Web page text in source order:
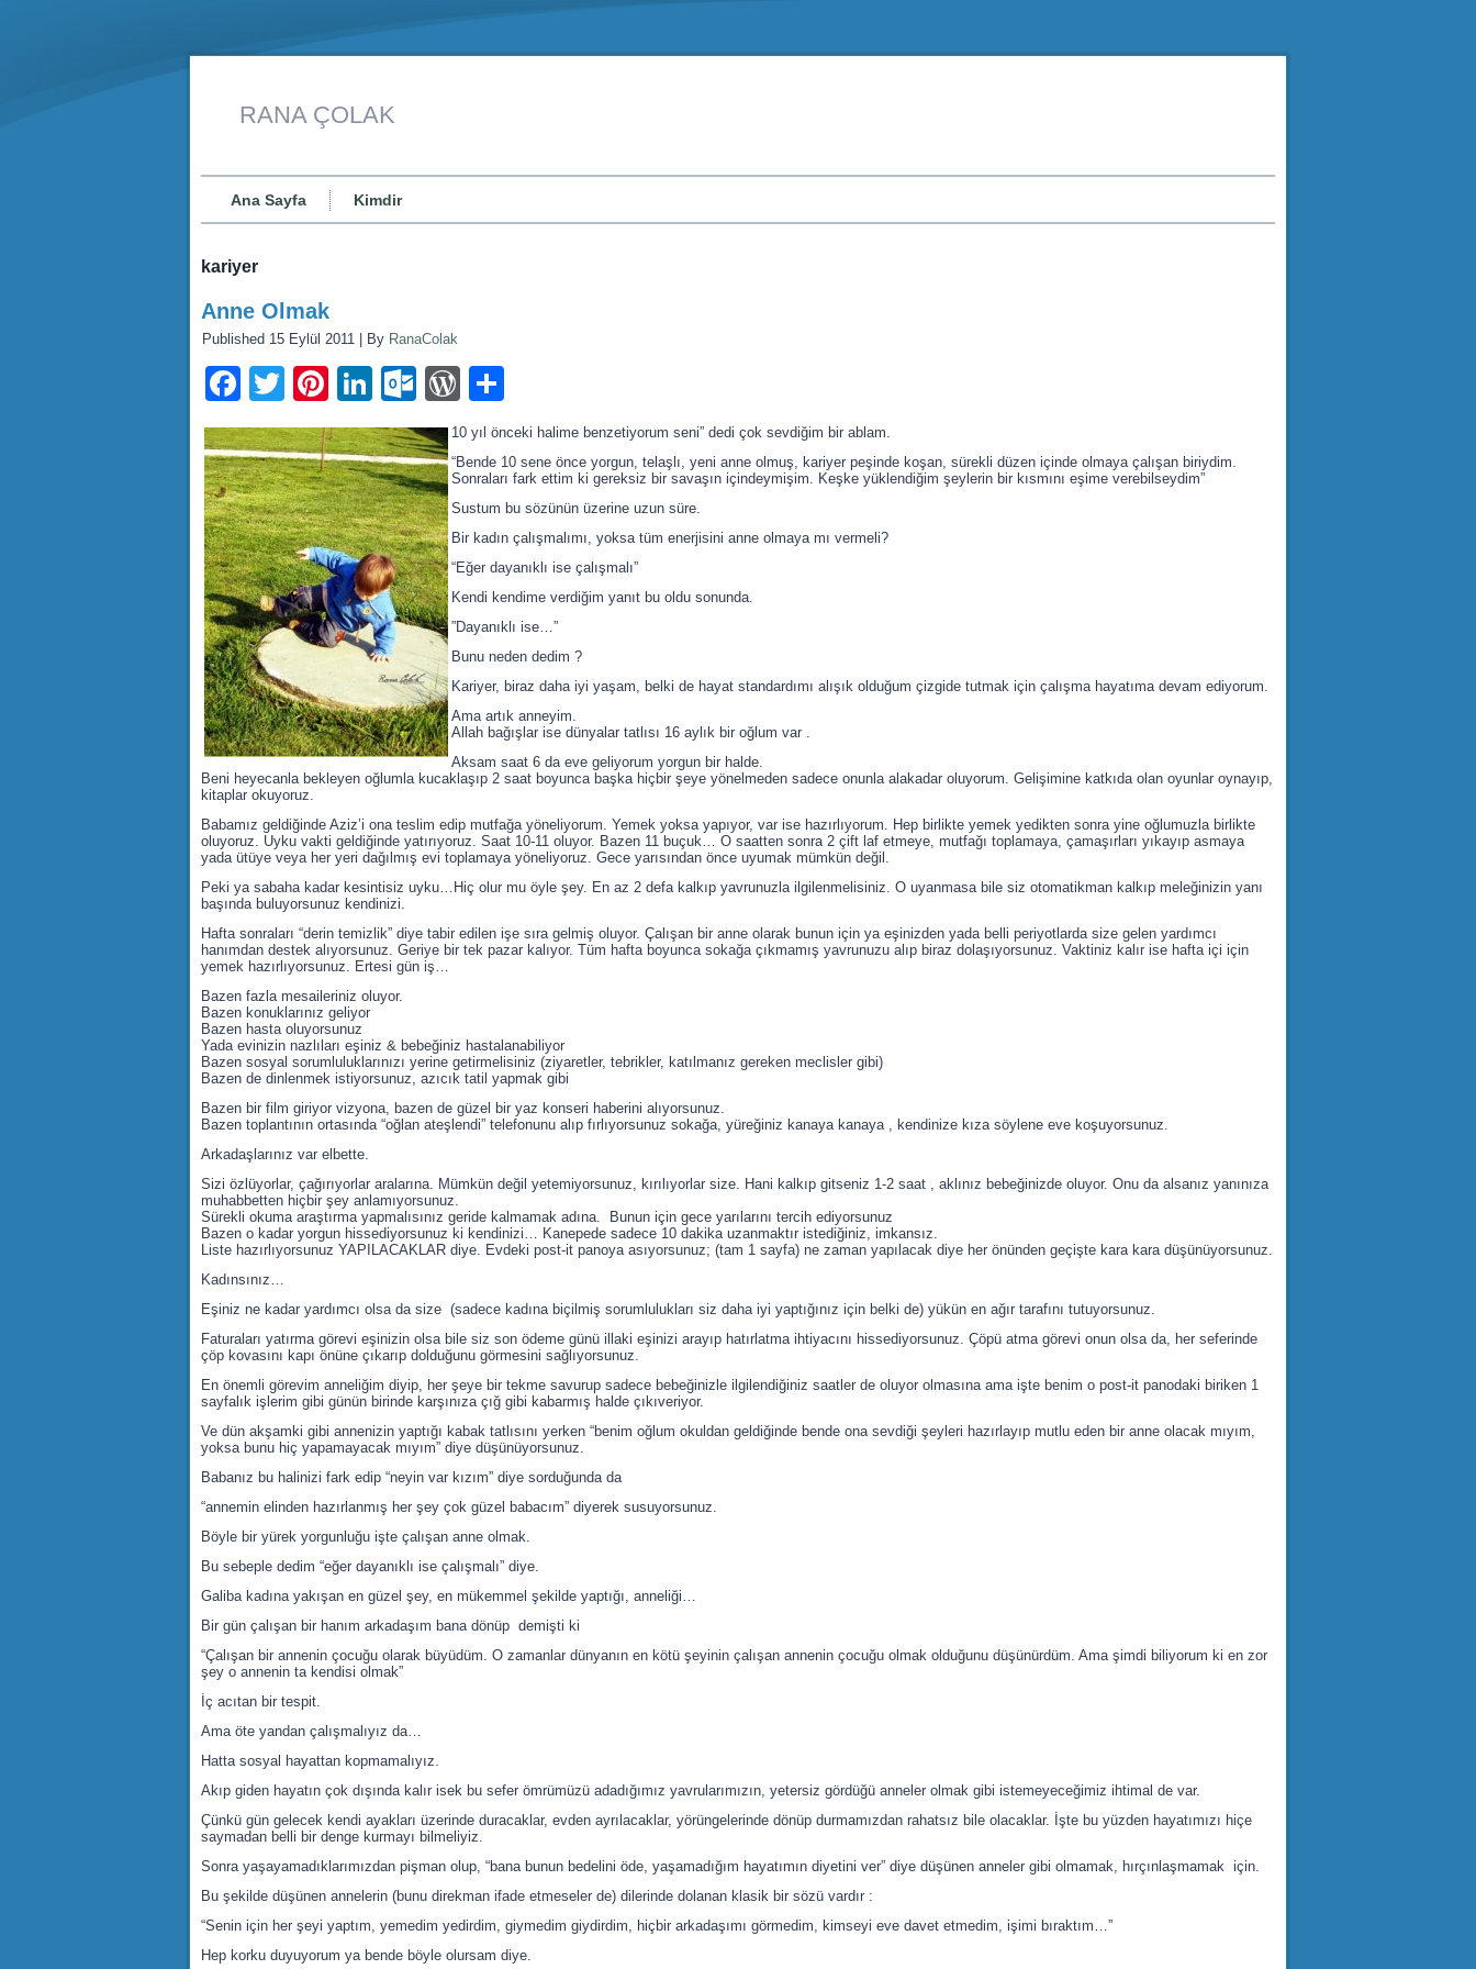
RANA ÇOLAK
Ana Sayfa Kimdir
kariyer
Anne Olmak
Published 15 Eylül 2011 By RanaColak
Facebook
TwitterPinterest
LinkedIn
Outlook.com
WordPress
10 yıl önceki halime benzetiyorum seni” dedi çok sevdiğim bir ablam.
“Bende 10 sene önce yorgun, telaşlı, yeni anne olmuş, kariyer peşinde koşan, sürekli düzen içinde olmaya çalışan biriydim.
Sonraları fark ettim ki gereksiz bir savaşın içindeymişim. Keşke yüklendiğim şeylerin bir kısmını eşime verebilseydim”
Sustum bu sözünün üzerine uzun süre.
Bir kadın çalışmalımı, yoksa tüm enerjisini anne olmaya mı vermeli?
“Eğer dayanıklı ise çalışmalı”
Kendi kendime verdiğim yanıt bu oldu sonunda.
”Dayanıklı ise…”
Bunu neden dedim ?
Kariyer, biraz daha iyi yaşam, belki de hayat standardımı alışık olduğum çizgide tutmak için çalışma hayatıma devam ediyorum.
Ama artık anneyim.
Allah bağışlar ise dünyalar tatlısı 16 aylık bir oğlum var .
Aksam saat 6 da eve geliyorum yorgun bir halde.
Beni heyecanla bekleyen oğlumla kucaklaşıp 2 saat boyunca başka hiçbir şeye yönelmeden sadece onunla alakadar oluyorum. Gelişimine katkıda olan oyunlar oynayıp,
kitaplar okuyoruz.
Babamız geldiğinde Aziz’i ona teslim edip mutfağa yöneliyorum. Yemek yoksa yapıyor, var ise hazırlıyorum. Hep birlikte yemek yedikten sonra yine oğlumuzla birlikte
oluyoruz. Uyku vakti geldiğinde yatırıyoruz. Saat 10-11 oluyor. Bazen 11 buçuk… O saatten sonra 2 çift laf etmeye, mutfağı toplamaya, çamaşırları yıkayıp asmaya
yada ütüye veya her yeri dağılmış evi toplamaya yöneliyoruz. Gece yarısından önce uyumak mümkün değil.
Peki ya sabaha kadar kesintisiz uyku…Hiç olur mu öyle şey. En az 2 defa kalkıp yavrunuzla ilgilenmelisiniz. O uyanmasa bile siz otomatikman kalkıp meleğinizin yanı
başında buluyorsunuz kendinizi.
Hafta sonraları “derin temizlik” diye tabir edilen işe sıra gelmiş oluyor. Çalışan bir anne olarak bunun için ya eşinizden yada belli periyotlarda size gelen yardımcı
hanımdan destek alıyorsunuz. Geriye bir tek pazar kalıyor. Tüm hafta boyunca sokağa çıkmamış yavrunuzu alıp biraz dolaşıyorsunuz. Vaktiniz kalır ise hafta içi için
yemek hazırlıyorsunuz. Ertesi gün iş…
Bazen fazla mesaileriniz oluyor.
Bazen konuklarınız geliyor
Bazen hasta oluyorsunuz
Yada evinizin nazlıları eşiniz & bebeğiniz hastalanabiliyor
Bazen sosyal sorumluluklarınızı yerine getirmelisiniz (ziyaretler, tebrikler, katılmanız gereken meclisler gibi)
Bazen de dinlenmek istiyorsunuz, azıcık tatil yapmak gibi
Bazen bir film giriyor vizyona, bazen de güzel bir yaz konseri haberini alıyorsunuz.
Bazen toplantının ortasında “oğlan ateşlendi” telefonunu alıp fırlıyorsunuz sokağa, yüreğiniz kanaya kanaya , kendinize kıza söylene eve koşuyorsunuz.
Arkadaşlarınız var elbette.
Sizi özlüyorlar, çağırıyorlar aralarına. Mümkün değil yetemiyorsunuz, kırılıyorlar size. Hani kalkıp gitseniz 1-2 saat , aklınız bebeğinizde oluyor. Onu da alsanız yanınıza
muhabbetten hiçbir şey anlamıyorsunuz.
Sürekli okuma araştırma yapmalısınız geride kalmamak adına. Bunun için gece yarılarını tercih ediyorsunuz
Bazen o kadar yorgun hissediyorsunuz ki kendinizi… Kanepede sadece 10 dakika uzanmaktır istediğiniz, imkansız.
Liste hazırlıyorsunuz YAPILACAKLAR diye. Evdeki post-it panoya asıyorsunuz; (tam 1 sayfa) ne zaman yapılacak diye her önünden geçişte kara kara düşünüyorsunuz.
Kadınsınız…
Eşiniz ne kadar yardımcı olsa da size (sadece kadına biçilmiş sorumlulukları siz daha iyi yaptığınız için belki de) yükün en ağır tarafını tutuyorsunuz.
Faturaları yatırma görevi eşinizin olsa bile siz son ödeme günü illaki eşinizi arayıp hatırlatma ihtiyacını hissediyorsunuz. Çöpü atma görevi onun olsa da, her seferinde
çöp kovasını kapı önüne çıkarıp dolduğunu görmesini sağlıyorsunuz.
En önemli görevim anneliğim diyip, her şeye bir tekme savurup sadece bebeğinizle ilgilendiğiniz saatler de oluyor olmasına ama işte benim o post-it panodaki biriken 1
sayfalık işlerim gibi günün birinde karşınıza çığ gibi kabarmış halde çıkıveriyor.
Ve dün akşamki gibi annenizin yaptığı kabak tatlısını yerken “benim oğlum okuldan geldiğinde bende ona sevdiği şeyleri hazırlayıp mutlu eden bir anne olacak mıyım,
yoksa bunu hiç yapamayacak mıyım” diye düşünüyorsunuz.
Babanız bu halinizi fark edip “neyin var kızım” diye sorduğunda da
“annemin elinden hazırlanmış her şey çok güzel babacım” diyerek susuyorsunuz.
Böyle bir yürek yorgunluğu işte çalışan anne olmak.
Bu sebeple dedim “eğer dayanıklı ise çalışmalı” diye.
Galiba kadına yakışan en güzel şey, en mükemmel şekilde yaptığı, anneliği…
Bir gün çalışan bir hanım arkadaşım bana dönüp demişti ki
“Çalışan bir annenin çocuğu olarak büyüdüm. O zamanlar dünyanın en kötü şeyinin çalışan annenin çocuğu olmak olduğunu düşünürdüm. Ama şimdi biliyorum ki en zor
şey o annenin ta kendisi olmak”
İç acıtan bir tespit.
Ama öte yandan çalışmalıyız da…
Hatta sosyal hayattan kopmamalıyız.
Akıp giden hayatın çok dışında kalır isek bu sefer ömrümüzü adadığımız yavrularımızın, yetersiz gördüğü anneler olmak gibi istemeyeceğimiz ihtimal de var.
Çünkü gün gelecek kendi ayakları üzerinde duracaklar, evden ayrılacaklar, yörüngelerinde dönüp durmamızdan rahatsız bile olacaklar. İşte bu yüzden hayatımızı hiçe
saymadan belli bir denge kurmayı bilmeliyiz.
Sonra yaşayamadıklarımızdan pişman olup, “bana bunun bedelini öde, yaşamadığım hayatımın diyetini ver” diye düşünen anneler gibi olmamak, hırçınlaşmamak için.
Bu şekilde düşünen annelerin (bunu direkman ifade etmeseler de) dilerinde dolanan klasik bir sözü vardır :
“Senin için her şeyi yaptım, yemedim yedirdim, giymedim giydirdim, hiçbir arkadaşımı görmedim, kimseyi eve davet etmedim, işimi bıraktım…”
Hep korku duyuyorum ya bende böyle olursam diye.